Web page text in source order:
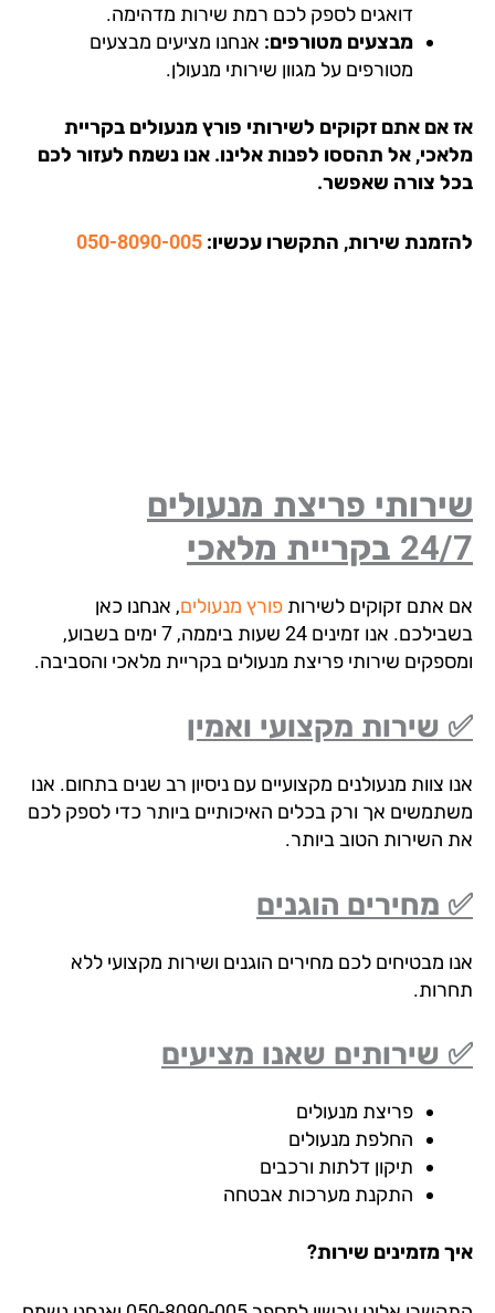
דואגים לספק לכם רמת שירות מדהימה.
מבצעים מטורפים:אנחנו מציעים מבצעים
מטורפים על מגוון שירותי מנעולן.
אם אתם זקוקים לשירותי פורץ מנעולים בקריית
אל תהססו לפנות אלינו. אנו נשמח לעזור לכם
צורה שאפשר.
שירות, התקשרו עכשיו:050-8090-005
פריצת מנעולים
בקריית מלאכי
אתם זקוקים לשירותפורץ מנעולים, אנחנו כאן
בשבילכם. אנו זמינים 24 שעות ביממה, 7 ימים בשבוע,
שירותי פריצת מנעולים בקריית מלאכי והסביבה.
שירות מקצועי ואמין
צוות מנעולנים מקצועיים עם ניסיון רב שנים בתחום. אנו
אך ורק בכלים האיכותיים ביותר כדי לספק לכם
השירות הטוב ביותר.
מחירים הוגנים
מבטיחים לכם מחירים הוגנים ושירות מקצועי ללא
שירותים שאנו מציעים
פריצת מנעולים
החלפת מנעולים
תיקון דלתות ורכבים
התקנת מערכות אבטחה
מזמינים שירות?